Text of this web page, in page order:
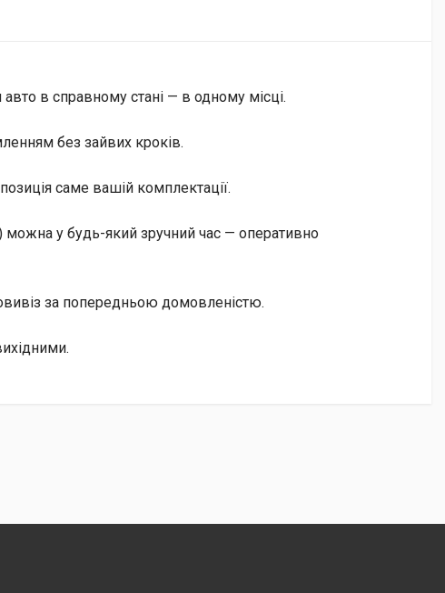
в справному стані — в одному місці.
без зайвих кроків.
саме вашій комплектації.
можна у будь-який зручний час — оперативно
за попередньою домовленістю.